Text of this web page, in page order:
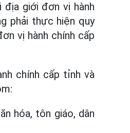
giới đơn vị hành
phải thực hiện quy
vị hành chính cấp
chính cấp tỉnh và
hóa, tôn giáo, dân